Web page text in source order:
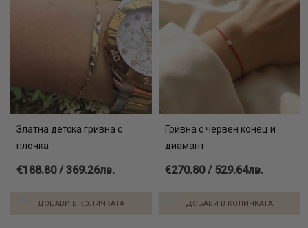
Златна детска гривна с
плочка
€188.80 / 369.26лв.
ДОБАВИ В КОЛИЧКАТА
Гривна с червен конец и
диамант
€270.80 / 529.64лв.
ДОБАВИ В КОЛИЧКАТА